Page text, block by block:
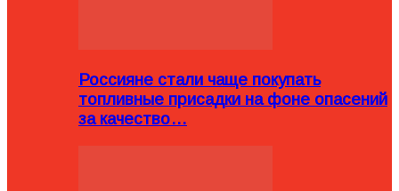
Россияне стали чаще покупать
топливные присадки на фоне опасений
за качество…